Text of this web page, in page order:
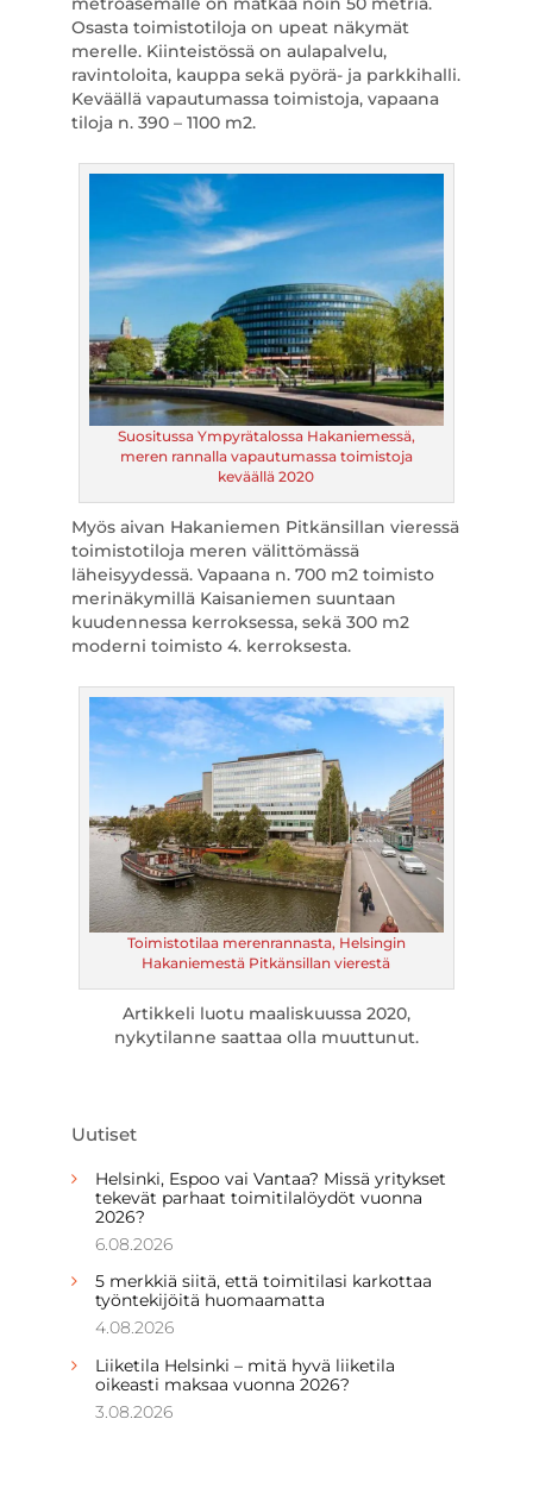
Osasta toimistotiloja on upeat näkymät
merelle. Kiinteistössä on aulapalvelu,
ravintoloita, kauppa sekä pyörä- ja parkkihalli.
Keväällä vapautumassa toimistoja, vapaana
tiloja n. 390 – 1100 m2.
Suositussa Ympyrätalossa Hakaniemessä,
meren rannalla vapautumassa toimistoja
keväällä 2020
Myös aivan Hakaniemen Pitkänsillan vieressä
toimistotiloja meren välittömässä
läheisyydessä. Vapaana n. 700 m2 toimisto
merinäkymillä Kaisaniemen suuntaan
kuudennessa kerroksessa, sekä 300 m2
moderni toimisto 4. kerroksesta.
Toimistotilaa merenrannasta, Helsingin
Hakaniemestä Pitkänsillan vierestä
Artikkeli luotu maaliskuussa 2020,
nykytilanne saattaa olla muuttunut.
Uutiset
Helsinki, Espoo vai Vantaa? Missä yritykset
tekevät parhaat toimitilalöydöt vuonna
2026?
6.08.2026
5 merkkiä siitä, että toimitilasi karkottaa
työntekijöitä huomaamatta
4.08.2026
Liiketila Helsinki – mitä hyvä liiketila
oikeasti maksaa vuonna 2026?
3.08.2026